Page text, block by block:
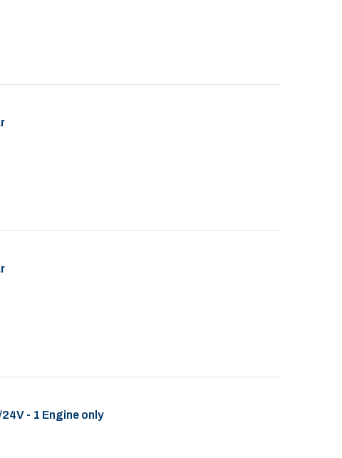
- 1 Engine only